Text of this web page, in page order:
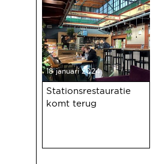
18 januari 2024
Stationsrestauratie
komt terug